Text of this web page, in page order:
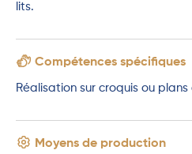
lits.
Compétences spécifiques
Réalisation sur croquis ou
Moyens de production